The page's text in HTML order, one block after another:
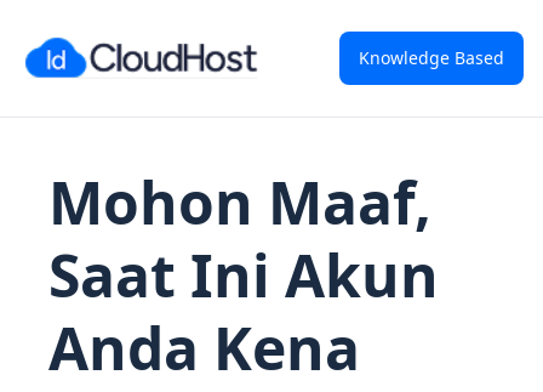
Knowledge Based
Mohon Maaf,
Saat Ini Akun
Anda Kena